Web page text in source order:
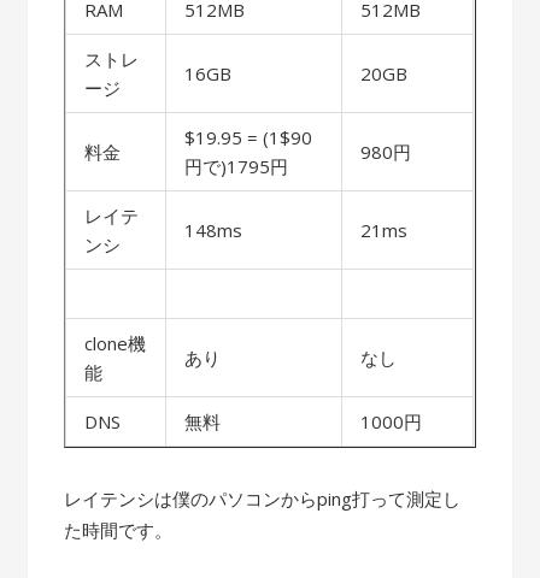
RAM 512MB 512MB
ストレ
ージ
16GB 20GB
料金
$19.95 = (1$90
円で)1795円
980円
レイテ
ンシ
148ms 21ms
clone機
能
あり なし
DNS 無料 1000円
レイテンシは僕のパソコンからping打って測定し
た時間です。